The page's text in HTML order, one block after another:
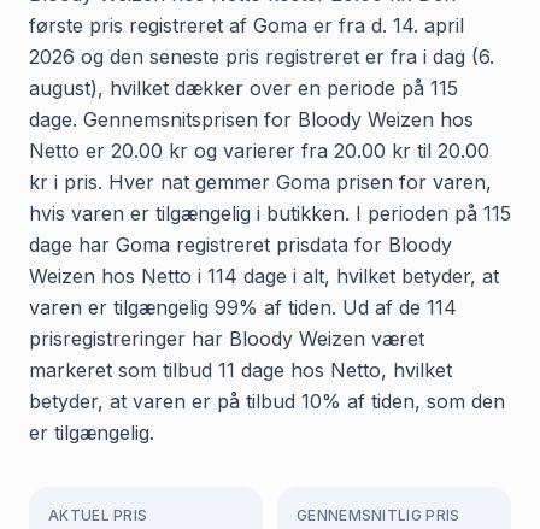
første pris registreret af Goma er fra d. 14. april
2026 og den seneste pris registreret er fra i dag (6.
august), hvilket dækker over en periode på 115
dage. Gennemsnitsprisen for Bloody Weizen hos
Netto er 20.00 kr og varierer fra 20.00 kr til 20.00
kr i pris. Hver nat gemmer Goma prisen for varen,
hvis varen er tilgængelig i butikken. I perioden på 115
dage har Goma registreret prisdata for Bloody
Weizen hos Netto i 114 dage i alt, hvilket betyder, at
varen er tilgængelig 99% af tiden. Ud af de 114
prisregistreringer har Bloody Weizen været
markeret som tilbud 11 dage hos Netto, hvilket
betyder, at varen er på tilbud 10% af tiden, som den
er tilgængelig.
AKTUEL PRIS GENNEMSNITLIG PRIS